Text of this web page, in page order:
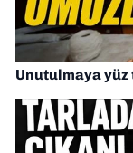
Unutulmaya yüz